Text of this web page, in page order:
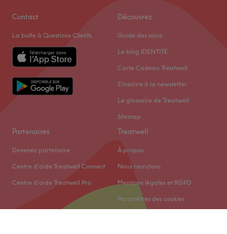
Contact
La boîte à Questions Clients
Découvrez
Guide des soins
Le blog IDENTITÉ
Carte Cadeau Treatwell
S'inscrire à la newsletter
Le glossaire de Treatwell
Sitemap
Partenaires
Devenez partenaire
Centre d'aide Treatwell Connect
Centre d'aide Treatwell Pro
Treatwell
À propos
Nous recrutons
Mentions légales et RGPD
Paramètres des cookies